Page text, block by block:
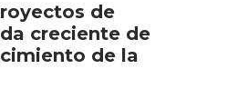
de
creciente de
de la